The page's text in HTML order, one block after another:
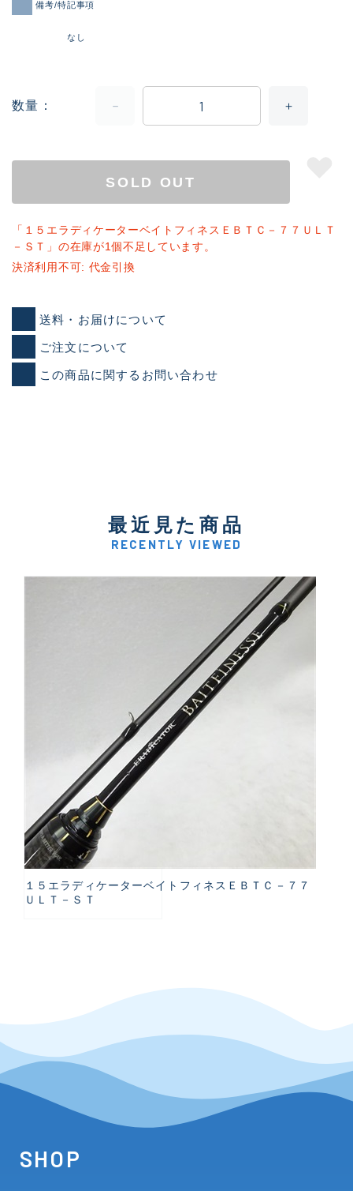
備考/特記事項
なし
数量
SOLD OUT
「１５エラディケーターベイトフィネスＥＢＴＣ－７７ＵＬＴ
－ＳＴ」の在庫が1個不足しています。
決済利用不可: 代金引換
送料・お届けについて
ご注文について
この商品に関するお問い合わせ
最近見た商品
RECENTLY VIEWED
１５エラディケーターベイトフィネスＥＢＴＣ－７７
ＵＬＴ－ＳＴ
SHOP